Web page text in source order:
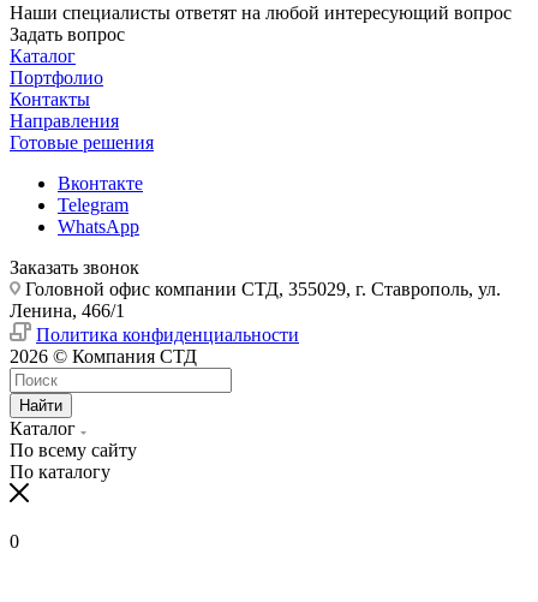
Наши специалисты ответят на любой интересующий вопрос
Задать вопрос
Каталог
Портфолио
Контакты
Направления
Готовые решения
Вконтакте
Telegram
WhatsApp
Заказать звонок
Головной офис компании СТД, 355029, г. Ставрополь, ул.
Ленина, 466/1
Политика конфиденциальности
2026 © Компания СТД
Найти
Каталог
По всему сайту
По каталогу
0